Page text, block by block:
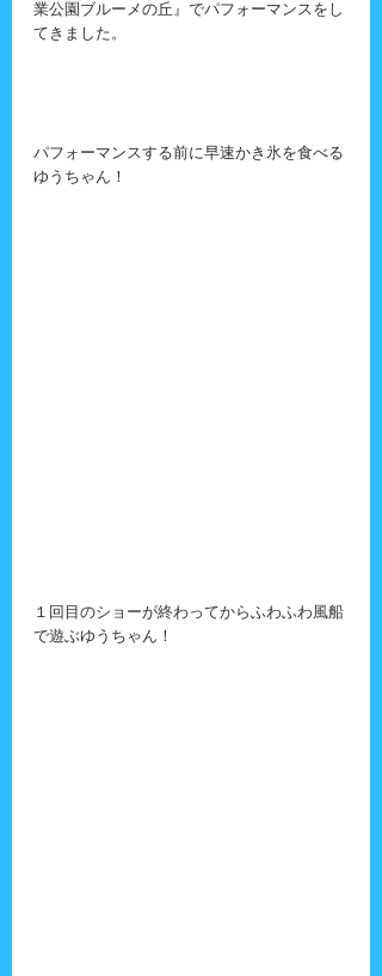
業公園ブルーメの丘』でパフォーマンスをし
てきました。
パフォーマンスする前に早速かき氷を食べる
ゆうちゃん！
１回目のショーが終わってからふわふわ風船
で遊ぶゆうちゃん！